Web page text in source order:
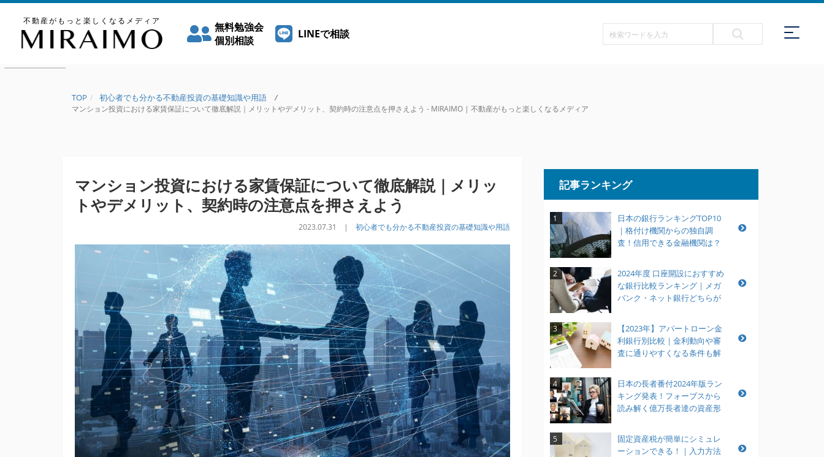
不動産がもっと楽しくなるメディア
無料勉強会
個別相談
LINEで相談
TOP 初心者でも分かる不動産投資の基礎知識や用語
/
マンション投資における家賃保証について徹底解説｜メリットやデメリット、契約時の注意点を押さえよう - MIRAIMO | 不動産がもっと楽しくなるメディア
マンション投資における家賃保証について徹底解説｜メリッ
トやデメリット、契約時の注意点を押さえよう
2023.07.31 | 初心者でも分かる不動産投資の基礎知識や用語
記事ランキング
1
日本の銀行ランキングTOP10
｜格付け機関からの独自調
査！信用できる金融機関は？
2
2024年度 口座開設におすすめ
な銀行比較ランキング｜メガ
バンク・ネット銀行どちらが
3
【2023年】アパートローン金
利銀行別比較｜金利動向や審
査に通りやすくなる条件も解
4
日本の長者番付2024年版ラン
キング発表！フォーブスから
読み解く億万長者達の資産形
5
固定資産税が簡単にシミュレ
ーションできる！｜入力方法